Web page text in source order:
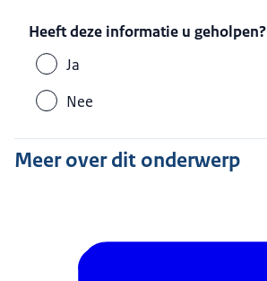
Heeft deze informatie u geholpen?
Ja
Nee
Meer over dit onderwerp